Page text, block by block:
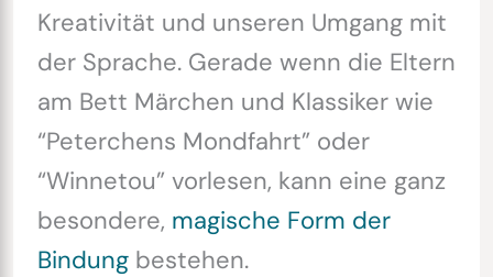
Kreativität und unseren Umgang mit
der Sprache. Gerade wenn die Eltern
am Bett Märchen und Klassiker wie
“Peterchens Mondfahrt” oder
“Winnetou” vorlesen, kann eine ganz
besondere, magische Form der
Bindungbestehen.